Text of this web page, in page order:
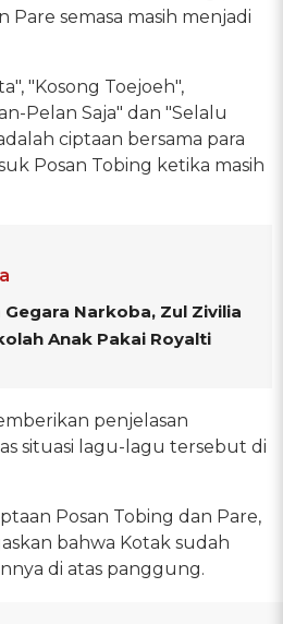
Pare semasa masih menjadi
"Kosong Toejoeh",
Pelan Saja" dan "Selalu
ciptaan bersama para
Posan Tobing ketika masih
Gegara Narkoba, Zul Zivilia
Anak Pakai Royalti
penjelasan
situasi lagu-lagu tersebut di
Posan Tobing dan Pare,
bahwa Kotak sudah
di atas panggung.